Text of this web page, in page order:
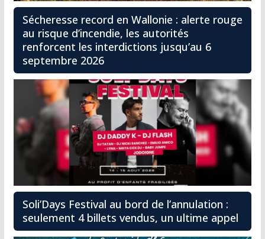
Sécheresse record en Wallonie : alerte rouge
au risque d’incendie, les autorités
renforcent les interdictions jusqu’au 6
septembre 2026
Soli’Days Festival au bord de l’annulation :
seulement 4 billets vendus, un ultime appel